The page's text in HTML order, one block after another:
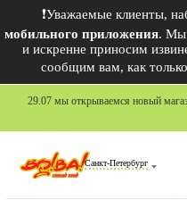
❗Уважаемые клиенты,
мобильного приложения. Мы
и искренне приносим
сообщим вам, как только
29.07 мы открываемся новый
Санкт-Петербург